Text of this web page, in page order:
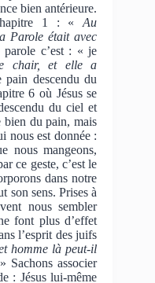
bien antérieure.
1 : «Au
Parole était avec
parole c’est : « je
chair, et elle a
descendu du
6 où Jésus se
du ciel et
bien du pain, mais
nous est donnée :
nous mangeons,
ce geste, c’est le
dans notre
son sens. Prises à
nous sembler
font plus d’effet
l’esprit des juifs
homme là peut-il
» Sachons associer
: Jésus lui-même